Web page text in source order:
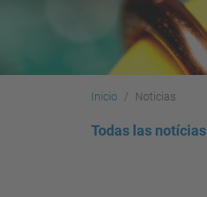
Inicio Noticias
Todas las notícias